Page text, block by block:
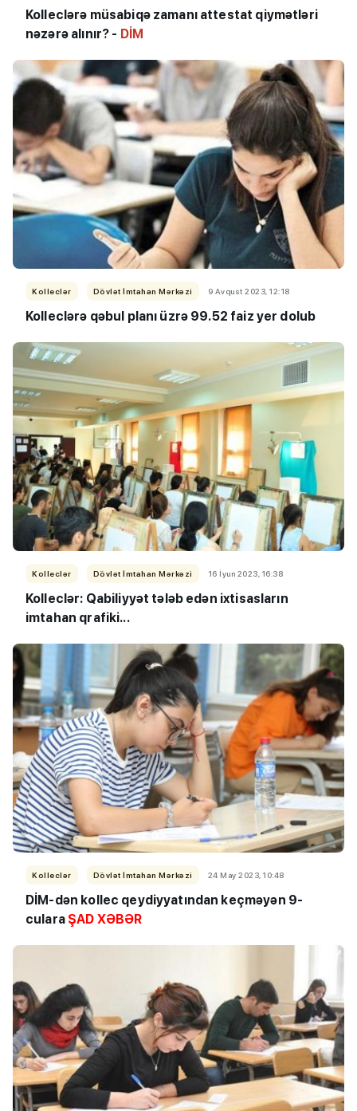
Kolleclərə müsabiqə zamanı attestat qiymətləri
nəzərə alınır? - DİM
Kolleclər Dövlət İmtahan Mərkəzi 9 Avqust 2023, 12:18
Kolleclərə qəbul planı üzrə 99.52 faiz yer dolub
Kolleclər Dövlət İmtahan Mərkəzi 16 İyun 2023, 16:38
Kolleclər: Qabiliyyət tələb edən ixtisasların
imtahan qrafiki...
Kolleclər Dövlət İmtahan Mərkəzi 24 May 2023, 10:48
DİM-dən kollec qeydiyyatından keçməyən 9-
cularaŞAD XƏBƏR